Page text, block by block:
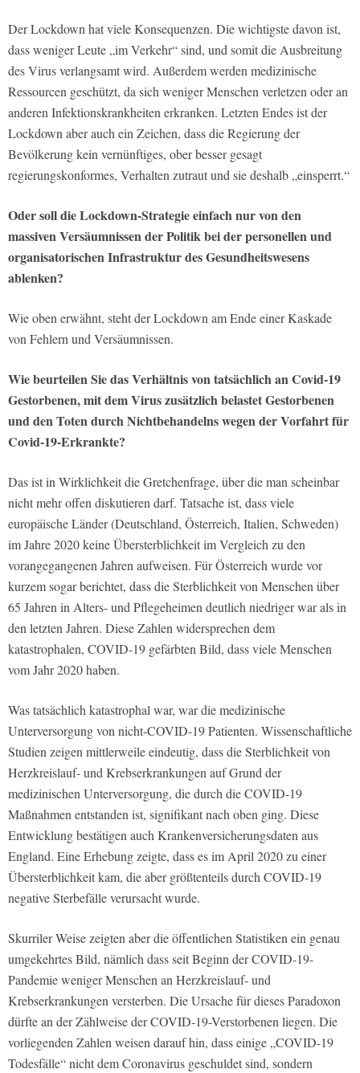
Der Lockdown hat viele Konsequenzen. Die wichtigste davon ist,
dass weniger Leute „im Verkehr“ sind, und somit die Ausbreitung
des Virus verlangsamt wird. Außerdem werden medizinische
Ressourcen geschützt, da sich weniger Menschen verletzen oder an
anderen Infektionskrankheiten erkranken. Letzten Endes ist der
Lockdown aber auch ein Zeichen, dass die Regierung der
Bevölkerung kein vernünftiges, ober besser gesagt
regierungskonformes, Verhalten zutraut und sie deshalb „einsperrt.“
Oder soll die Lockdown-Strategie einfach nur von den
massiven Versäumnissen der Politik bei der personellen und
organisatorischen Infrastruktur des Gesundheitswesens
ablenken?
Wie oben erwähnt, steht der Lockdown am Ende einer Kaskade
von Fehlern und Versäumnissen.
Wie beurteilen Sie das Verhältnis von tatsächlich an Covid-19
Gestorbenen, mit dem Virus zusätzlich belastet Gestorbenen
und den Toten durch Nichtbehandelns wegen der Vorfahrt für
Covid-19-Erkrankte?
Das ist in Wirklichkeit die Gretchenfrage, über die man scheinbar
nicht mehr offen diskutieren darf. Tatsache ist, dass viele
europäische Länder (Deutschland, Österreich, Italien, Schweden)
im Jahre 2020 keine Übersterblichkeit im Vergleich zu den
vorangegangenen Jahren aufweisen. Für Österreich wurde vor
kurzem sogar berichtet, dass die Sterblichkeit von Menschen über
65 Jahren in Alters- und Pflegeheimen deutlich niedriger war als in
den letzten Jahren. Diese Zahlen widersprechen dem
katastrophalen, COVID-19 gefärbten Bild, dass viele Menschen
vom Jahr 2020 haben.
Was tatsächlich katastrophal war, war die medizinische
Unterversorgung von nicht-COVID-19 Patienten. Wissenschaftliche
Studien zeigen mittlerweile eindeutig, dass die Sterblichkeit von
Herzkreislauf- und Krebserkrankungen auf Grund der
medizinischen Unterversorgung, die durch die COVID-19
Maßnahmen entstanden ist, signifikant nach oben ging. Diese
Entwicklung bestätigen auch Krankenversicherungsdaten aus
England. Eine Erhebung zeigte, dass es im April 2020 zu einer
Übersterblichkeit kam, die aber größtenteils durch COVID-19
negative Sterbefälle verursacht wurde.
Skurriler Weise zeigten aber die öffentlichen Statistiken ein genau
umgekehrtes Bild, nämlich dass seit Beginn der COVID-19-
Pandemie weniger Menschen an Herzkreislauf- und
Krebserkrankungen versterben. Die Ursache für dieses Paradoxon
dürfte an der Zählweise der COVID-19-Verstorbenen liegen. Die
vorliegenden Zahlen weisen darauf hin, dass einige „COVID-19
Todesfälle“ nicht dem Coronavirus geschuldet sind, sondern